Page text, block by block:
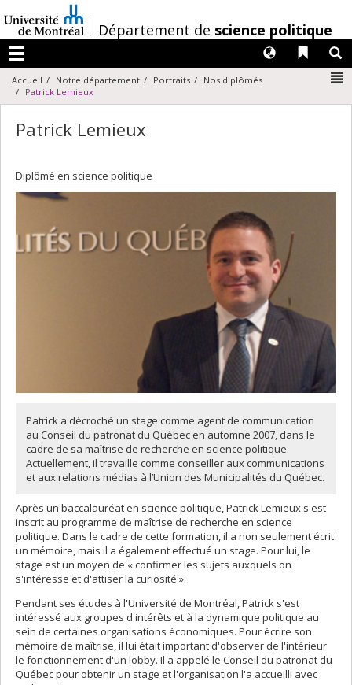
au
contenu
/Département de science politique
Menu
Liens
Langues
Accueil Notre département Portraits
Nos diplômés
Patrick Lemieux
Patrick Lemieux
Diplômé en science politique
Patrick a décroché un stage comme agent de communication
au Conseil du patronat du Québec en automne 2007, dans le
cadre de sa maîtrise de recherche en science politique.
Actuellement, il travaille comme conseiller aux communications
et aux relations médias à l’Union des Municipalités du Québec.
Après un baccalauréat en science politique, Patrick Lemieux s'est
inscrit au programme de maîtrise de recherche en science
politique. Dans le cadre de cette formation, il a non seulement écrit
un mémoire, mais il a également effectué un stage. Pour lui, le
stage est un moyen de « confirmer les sujets auxquels on
s'intéresse et d'attiser la curiosité ».
Pendant ses études à l'Université de Montréal, Patrick s'est
intéressé aux groupes d'intérêts et à la dynamique politique au
sein de certaines organisations économiques. Pour écrire son
mémoire de maîtrise, il lui était important d'observer de l'intérieur
le fonctionnement d'un lobby. Il a appelé le Conseil du patronat du
Québec pour obtenir un stage et l'organisation l'a accueilli avec